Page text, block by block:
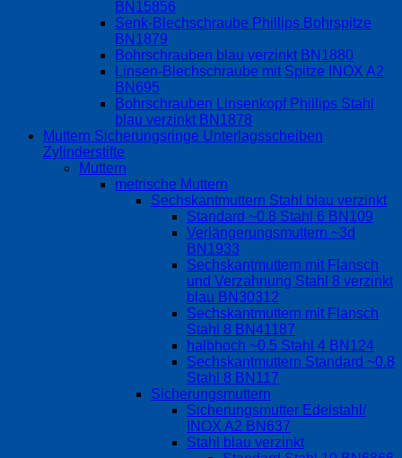
BN15856
Senk-Blechschraube Phillips Bohrspitze
BN1879
Bohrschrauben blau verzinkt BN1880
Linsen-Blechschraube mit Spitze INOX A2
BN695
Bohrschrauben Linsenkopf Phillips Stahl
blau verzinkt BN1878
Muttern Sicherungsringe Unterlagsscheiben
Zylinderstifte
Muttern
metrische Muttern
Sechskantmuttern Stahl blau verzinkt
Standard ~0.8 Stahl 6 BN109
Verlängerungsmuttern ~3d
BN1933
Sechskantmuttern mit Flansch
und Verzahnung Stahl 8 verzinkt
blau BN30312
Sechskantmuttern mit Flansch
Stahl 8 BN41187
halbhoch ~0.5 Stahl 4 BN124
Sechskantmuttern Standard ~0.8
Stahl 8 BN117
Sicherungsmuttern
Sicherungsmutter Edelstahl/
INOX A2 BN637
Stahl blau verzinkt